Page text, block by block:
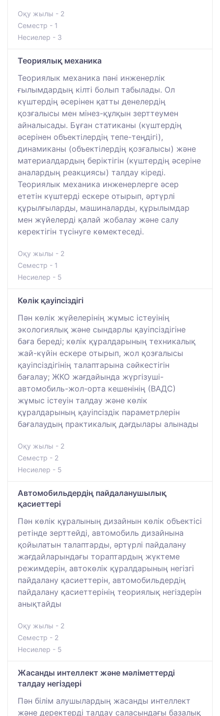
Оқу жылы - 2
Семестр - 1
Несиелер - 3
Теориялық механика
Теориялык механика пәні инженерлік
ғылымдардың кілті болып табылады. Ол
күштердің әсерінен қатты денелердің
қозғалысы мен мінез-құлқын зерттеумен
айналысады. Бұған статиканы (күштердің
әсерінен объектілердің тепе-теңдігі),
динамиканы (объектілердің қозғалысы) және
материалдардың беріктігін (күштердің әсеріне
аналардың реакциясы) талдау кіреді.
Теориялык механика инженерлерге әсер
ететін күштерді ескере отырып, әртүрлі
құрылғыларды, машиналарды, құрылымдар
мен жүйелерді қалай жобалау және салу
керектігін түсінуге көмектеседі.
Оқу жылы - 2
Семестр - 1
Несиелер - 5
Көлік қауіпсіздігі
Пән көлік жүйелерінің жұмыс істеуінің
экологиялық және сындарлы қауіпсіздігіне
баға береді; көлік құралдарының техникалық
жай-күйін ескере отырып, жол қозғалысы
қауіпсіздігінің талаптарына сәйкестігін
бағалау; ЖКО жағдайында жүргізуші-
автомобиль-жол-орта кешенінің (ВАДС)
жұмыс істеуін талдау және көлік
құралдарының қауіпсіздік параметрлерін
бағалаудың практикалық дағдылары алынады
Оқу жылы - 2
Семестр - 2
Несиелер - 5
Автомобильдердің пайдаланушылық
қасиеттері
Пән көлік құралының дизайнын көлік объектісі
ретінде зерттейді, автомобиль дизайнына
қойылатын талаптарды, әртүрлі пайдалану
жағдайларындағы тораптардың жүктеме
режимдерін, автокөлік құралдарының негізгі
пайдалану қасиеттерін, автомобильдердің
пайдалану қасиеттерінің теориялық негіздерін
анықтайды
Оқу жылы - 2
Семестр - 2
Несиелер - 5
Жасанды интеллект және мәліметтерді
талдау негіздері
Пән білім алушылардың жасанды интеллект
және деректерді талдау саласындағы базалық